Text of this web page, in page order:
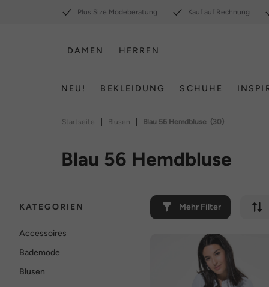
Plus Size Modeberatung Kauf auf Rechnung
DAMEN HERREN
NEU! BEKLEIDUNG SCHUHE
Startseite | Blusen | Blau 56 Hemdbluse (30)
Blau 56 Hemdbluse
KATEGORIEN Mehr Filter
Accessoires
Bademode
Blusen